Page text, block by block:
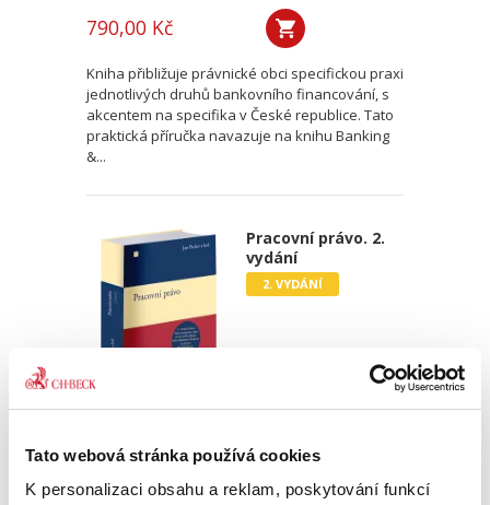
Tato webová stránka používá cookies
K personalizaci obsahu a reklam, poskytování funkcí
790,00 Kč
Kniha přibližuje právnické obci specifickou praxi
jednotlivých druhů bankovního financování, s
akcentem na specifika v České republice. Tato
praktická příručka navazuje na knihu Banking
&...
Pracovní právo. 2.
vydání
2. VYDÁNÍ
1 290,00 Kč